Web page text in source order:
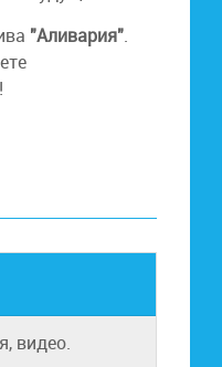
"Аливария".
видео.